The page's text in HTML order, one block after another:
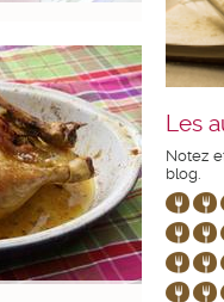
Les
Notez
blog.